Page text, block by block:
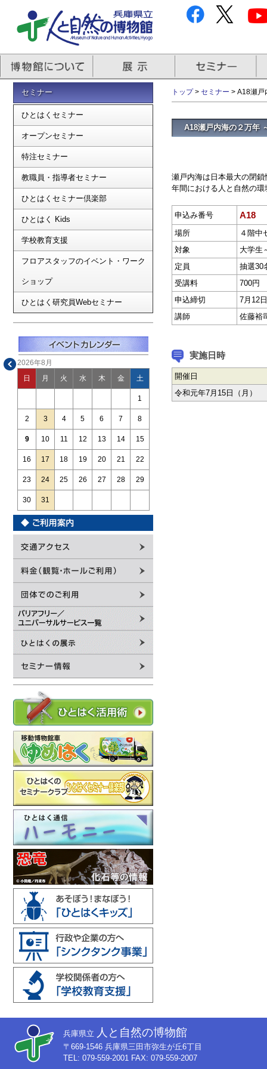
セミナー
ひとはくセミナー
オープンセミナー
特注セミナー
教職員・指導者セミナー
ひとはくセミナー倶楽部
ひとはく Kids
学校教育支援
フロアスタッフのイベント・ワーク
ショップ
ひとはく研究員Webセミナー
2026年8月
日 月 火 水 木 金 土
1
2 3 4 5 6 7 8
9 10 11 12 13 14 15
16 17 18 19 20 21 22
23 24 25 26 27 28 29
30 31
トップ> セミナー > A18瀬戸
A18瀬戸内海の２万年
瀬戸内海は日本最大の閉
年間における人と自然の
申込み番号 A18
場所
４階中
対象
大学生
定員
抽選30
受講料
700円
申込締切
7月12
講師
佐藤裕
実施日時
開催日
令和元年7月15日（月）
兵庫県立 人と自然の博物館
〒669-1546 兵庫県三田市弥生が丘6丁目
TEL: 079-559-2001 FAX: 079-559-2007